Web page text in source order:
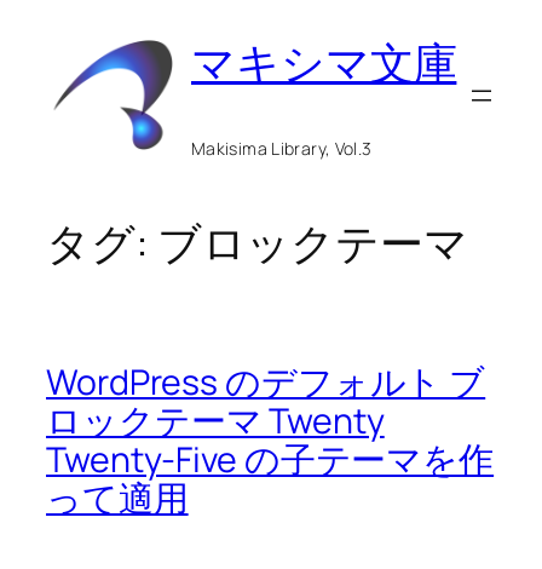
マキシマ文庫
Makisima Library, Vol.3
タグ: ブロックテーマ
WordPress のデフォルト ブ
ロックテーマ Twenty
Twenty-Five の子テーマを作
って適用